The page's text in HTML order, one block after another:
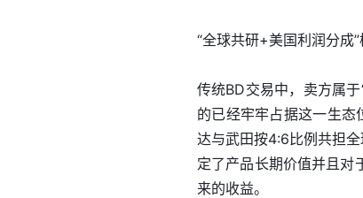
“全球共研+美国利润分成
传统BD交易中，卖方属
的已经牢牢占据这一生
达与武田按4:6比例共担
定了产品长期价值并且对
来的收益。